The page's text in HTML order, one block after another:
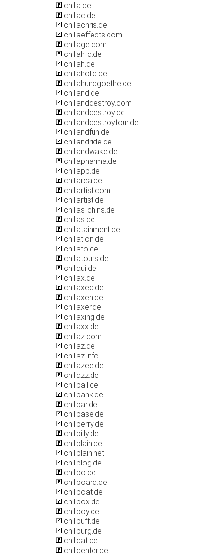
chilla.de
chillac.de
chillachris.de
chillaeffects.com
chillage.com
chillah-d.de
chillah.de
chillaholic.de
chillahundgoethe.de
chilland.de
chillanddestroy.com
chillanddestroy.de
chillanddestroytour.de
chillandfun.de
chillandride.de
chillandwake.de
chillapharma.de
chillapp.de
chillarea.de
chillartist.com
chillartist.de
chillas-chins.de
chillas.de
chillatainment.de
chillation.de
chillato.de
chillatours.de
chillaui.de
chillax.de
chillaxed.de
chillaxen.de
chillaxer.de
chillaxing.de
chillaxx.de
chillaz.com
chillaz.de
chillaz.info
chillazee.de
chillazz.de
chillball.de
chillbank.de
chillbar.de
chillbase.de
chillberry.de
chillbilly.de
chillblain.de
chillblain.net
chillblog.de
chillbo.de
chillboard.de
chillboat.de
chillbox.de
chillboy.de
chillbuff.de
chillburg.de
chillcat.de
chillcenter.de